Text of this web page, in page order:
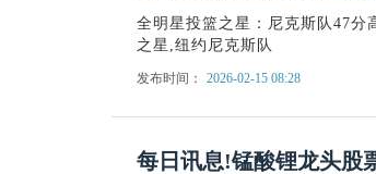
全明星投篮之星：尼克斯队47
之星,纽约尼克斯队
发布时间： 2026-02-15 08:28
每日讯息!锰酸锂龙头股